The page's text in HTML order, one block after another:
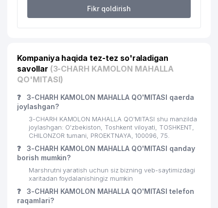
Fikr qoldirish
Kompaniya haqida tez-tez so'raladigan
savollar (3-CHARH KAMOLON MAHALLA
QO'MITASI)
❓
3-CHARH KAMOLON MAHALLA QO'MITASI qaerda
joylashgan?
3-CHARH KAMOLON MAHALLA QO'MITASI shu manzilda
joylashgan: O'zbekiston, Toshkent viloyati, TOSHKENT,
CHILONZOR tumani, PROEKTNAYA, 100096, 75.
❓
3-CHARH KAMOLON MAHALLA QO'MITASI qanday
borish mumkin?
Marshrutni yaratish uchun siz bizning veb-saytimizdagi
xaritadan foydalanishingiz mumkin
❓
3-CHARH KAMOLON MAHALLA QO'MITASI telefon
raqamlari?